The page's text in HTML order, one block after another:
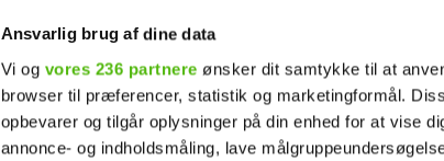
Ansvarlig brug af dine data
Vi og vores 236 partnere ønsker dit samtykke til at
browser til præferencer, statistik og marketingformål.
opbevarer og tilgår oplysninger på din enhed for at vise
annonce- og indholdsmåling, lave
Nicolai Peitersen. (Foto: Mathias Svold/Ritzau